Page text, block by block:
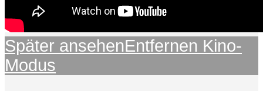
Später ansehenEntfernen Kino-
Modus